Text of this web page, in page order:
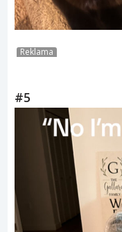
Reklama
#5